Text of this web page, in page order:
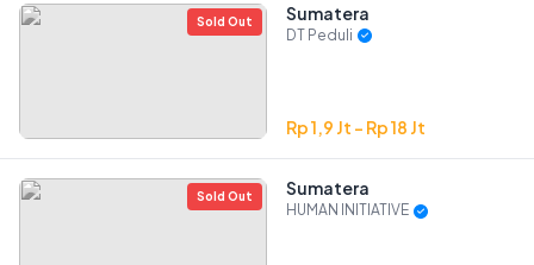
Sold Out Sumatera
DT Peduli
Rp 1,9 Jt - Rp 18 Jt
Qurban DT Peduli - Sumatera
Sold Out Sumatera
HUMAN INITIATIVE
Qurban HUMAN INITIATIVE - Sumatera